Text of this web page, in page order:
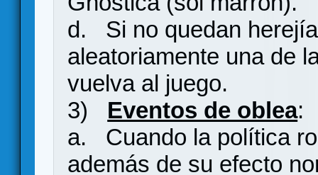
d. Si no quedan
aleatoriamente una de
vuelva al juego.
3) Eventos de oblea:
a. Cuando la política
además de su efecto